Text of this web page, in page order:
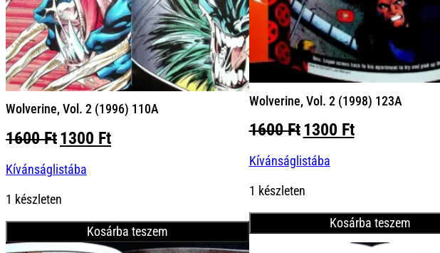
Wolverine, Vol. 2 (1996) 110A
1600FtOriginal
was:
1300 FtCurrent
Kívánságlistába
1 készleten
Kosárba teszem
Wolverine, Vol. 2 (1998) 123A
1600FtOriginal
was:
1300 FtCurrent
Kívánságlistába
1 készleten
Kosárba teszem